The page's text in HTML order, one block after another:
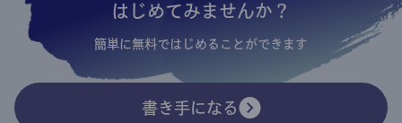
はじめてみませんか？
簡単に無料ではじめることができます
書き手になる